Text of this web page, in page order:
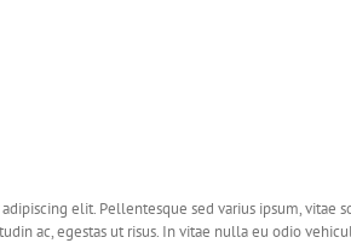
elit. Pellentesque sed varius ipsum, vitae
ac, egestas ut risus. In vitae nulla eu odio